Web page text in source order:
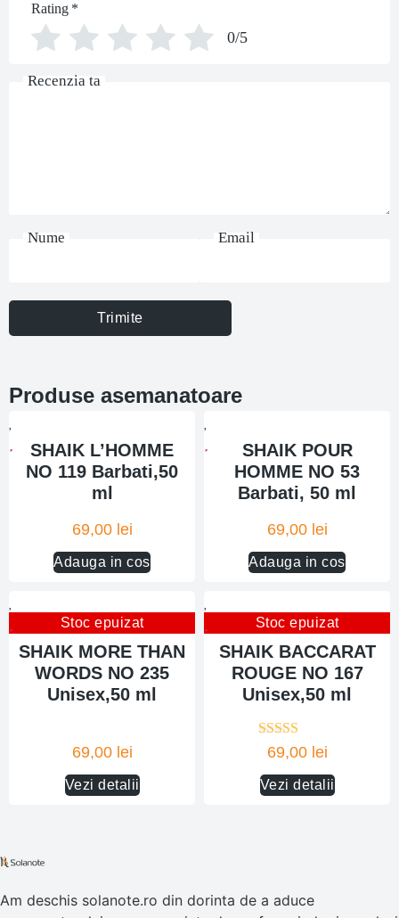
Rating *
0/5
Recenzia ta
Nume Email
Trimite
Produse asemanatoare
SHAIK L’HOMME
NO 119 Barbati,50
ml
69,00 lei
Adauga in cos
SHAIK POUR
HOMME NO 53
Barbati, 50 ml
69,00 lei
Adauga in cos
Stoc epuizat
SHAIK MORE THAN
WORDS NO 235
Unisex,50 ml
69,00 lei
Vezi detalii
Stoc epuizat
SHAIK BACCARAT
ROUGE NO 167
Unisex,50 ml
69,00 lei
Vezi detalii
Evaluat la
din 5
Am deschis solanote.ro din dorinta de a aduce